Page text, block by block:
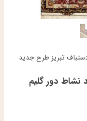
تبریز طرح جدید
نشاط دور گلیم